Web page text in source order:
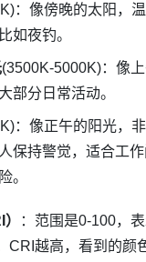
：像傍晚的太阳，
如夜钓。
(3500K-5000K)：像
部分日常活动。
：像正午的阳光，
保持警觉，适合工
。
：范围是0-100，
CRI越高，看到的颜